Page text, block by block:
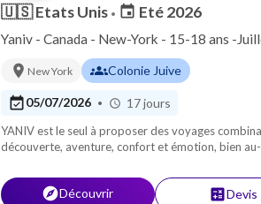
🇺🇸Etats Unis • event Eté 2026
Yaniv - Canada - New-York - 15-18 ans -
location_on New York groupsColonie Juive
event_available05/07/2026 • schedule 17 jours
YANIV est le seul à proposer des voyages
découverte, aventure, confort et émotion, bien
hôtel en centre-ville. Du 5 au 22 Juillet 2026.
exploreDécouvrir calculateDevis